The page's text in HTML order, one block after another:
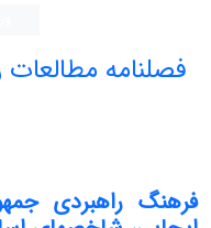
فصلنامه مطالعات
فرهنگ راهبردی